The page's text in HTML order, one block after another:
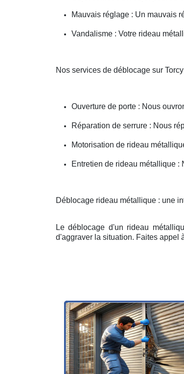
Mauvais réglage : Un mauvais
Vandalisme : Votre rideau
Nos services de déblocage sur Torcy
Ouverture de porte : Nous
Réparation de serrure : Nous
Motorisation de rideau
Entretien de rideau métallique :
Déblocage rideau métallique : une
Le déblocage d'un rideau
d'aggraver la situation. Faites appel